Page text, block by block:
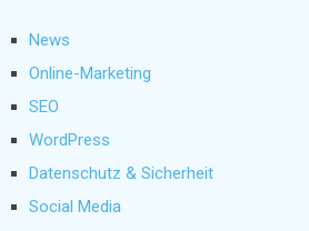
News
Online-Marketing
SEO
WordPress
Datenschutz & Sicherheit
Social Media